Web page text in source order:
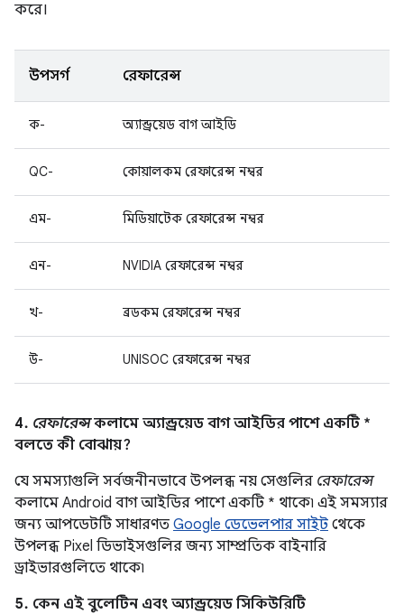
করে।
উপসর্গ রেফারেন্স
ক- অ্যান্ড্রয়েড বাগ আইডি
QC- কোয়ালকম রেফারেন্স নম্বর
এম- মিডিয়াটেক রেফারেন্স নম্বর
এন- NVIDIA রেফারেন্স নম্বর
খ- ব্রডকম রেফারেন্স নম্বর
উ- UNISOC রেফারেন্স নম্বর
4. রেফারেন্সকলামে অ্যান্ড্রয়েড বাগ আইডির পাশে একটি *
বলতে কী বোঝায়?
যে সমস্যাগুলি সর্বজনীনভাবে উপলব্ধ নয় সেগুলির রেফারেন্স
কলামে Android বাগ আইডির পাশে একটি * থাকে৷ এই সমস্যার
জন্য আপডেটটি সাধারণত Google ডেভেলপার সাইট থেকে
উপলব্ধ Pixel ডিভাইসগুলির জন্য সাম্প্রতিক বাইনারি
ড্রাইভারগুলিতে থাকে৷
5. কেন এই বুলেটিন এবং অ্যান্ড্রয়েড সিকিউরিটি